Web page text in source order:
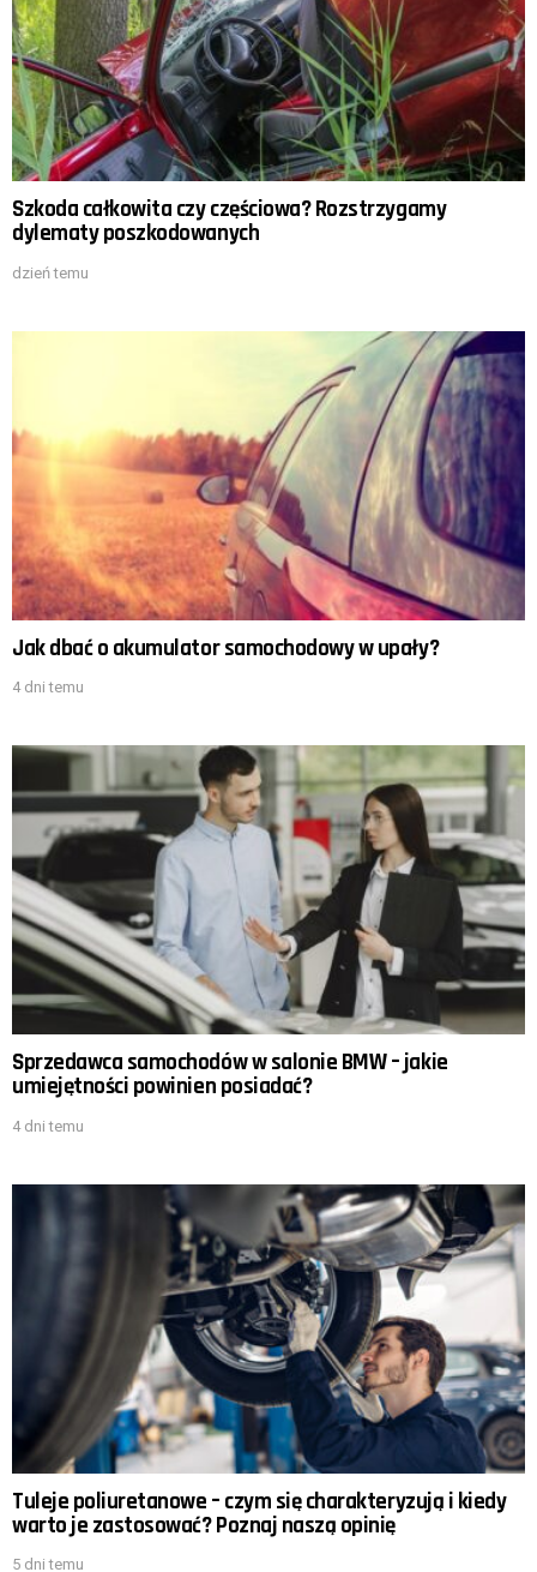
Szkoda całkowita czy częściowa? Rozstrzygamy
dylematy poszkodowanych
dzień temu
Jak dbać o akumulator samochodowy w upały?
4 dni temu
Sprzedawca samochodów w salonie BMW – jakie
umiejętności powinien posiadać?
4 dni temu
Tuleje poliuretanowe – czym się charakteryzują i kiedy
warto je zastosować? Poznaj naszą opinię
5 dni temu